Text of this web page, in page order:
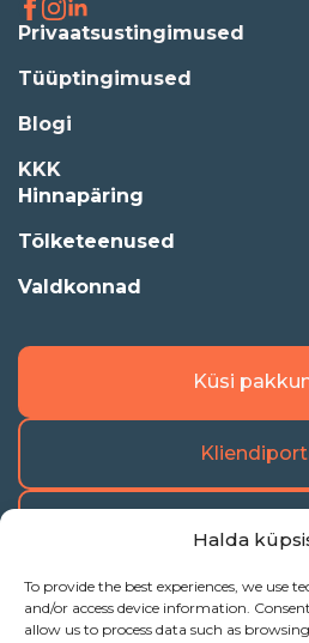
Halda
To provide the best experiences, we use
and/or access device information.
allow us to process data such as
Privaatsustingimused
Tüüptingimused
Blogi
KKK
Hinnapäring
Tõlketeenused
Valdkonnad
Küsi